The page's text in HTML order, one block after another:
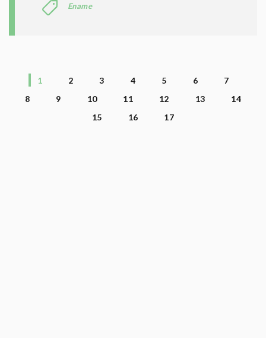
Ename
1 2 3 4 5 6
7
8
9 10 11 12 13
14
15
16 17